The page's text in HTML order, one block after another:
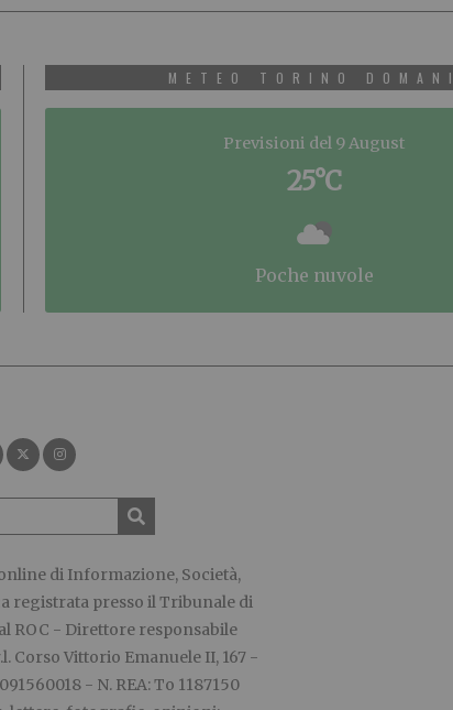
METEO TORINO DOMANI
Previsioni del 9 August
25°C
poche nuvole
di Informazione, Società,
registrata presso il Tribunale di
ROC - Direttore responsabile
Corso Vittorio Emanuele II, 167 -
- N. REA: To 1187150